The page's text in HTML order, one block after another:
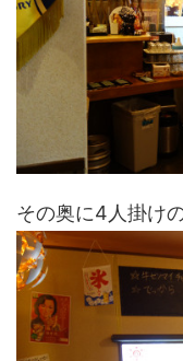
その奥に4人掛け